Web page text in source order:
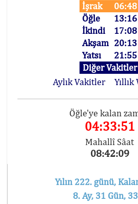
İşrak
06:48
Öğle
13:16
İkindi
17:08
Akşam 20:13
Yatsı
21:55
Diğer Vakitler
Aylık Vakitler
Öğle'ye kalan
04:33:51
Mahallî Sâat
08:42:09
Yılın 222. günü,
8. Ay, 31 Gün,